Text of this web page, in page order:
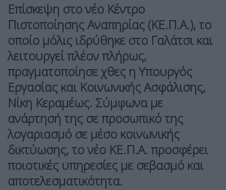
Επίσκεψη στο νέο Κέντρο
Πιστοποίησης Αναπηρίας (ΚΕ.Π.Α.), το
οποίο μόλις ιδρύθηκε στο Γαλάτσι και
λειτουργεί πλέον πλήρως,
πραγματοποίησε χθες η Υπουργός
Εργασίας και Κοινωνικής Ασφάλισης,
Νίκη Κεραμέως. Σύμφωνα με
ανάρτησή της σε προσωπικό της
λογαριασμό σε μέσο κοινωνικής
δικτύωσης, το νέο ΚΕ.Π.Α. προσφέρει
ποιοτικές υπηρεσίες με σεβασμό και
αποτελεσματικότητα.